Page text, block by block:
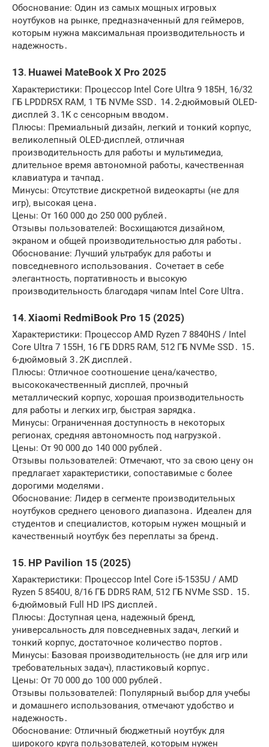
Обоснование: Один из самых мощных игровых
ноутбуков на рынке‚ предназначенный для геймеров‚
которым нужна максимальная производительность и
надежность․
13․ Huawei MateBook X Pro 2025
Характеристики: Процессор Intel Core Ultra 9 185H‚ 16/32
ГБ LPDDR5X RAM‚ 1 ТБ NVMe SSD․ 14․2-дюймовый OLED-
дисплей 3․1K с сенсорным вводом․
Плюсы: Премиальный дизайн‚ легкий и тонкий корпус‚
великолепный OLED-дисплей‚ отличная
производительность для работы и мультимедиа‚
длительное время автономной работы‚ качественная
клавиатура и тачпад․
Минусы: Отсутствие дискретной видеокарты (не для
игр)‚ высокая цена․
Цены: От 160 000 до 250 000 рублей․
Отзывы пользователей: Восхищаются дизайном‚
экраном и общей производительностью для работы․
Обоснование: Лучший ультрабук для работы и
повседневного использования․ Сочетает в себе
элегантность‚ портативность и высокую
производительность благодаря чипам Intel Core Ultra․
14․ Xiaomi RedmiBook Pro 15 (2025)
Характеристики: Процессор AMD Ryzen 7 8840HS / Intel
Core Ultra 7 155H‚ 16 ГБ DDR5 RAM‚ 512 ГБ NVMe SSD․ 15․
6-дюймовый 3․2K дисплей․
Плюсы: Отличное соотношение цена/качество‚
высококачественный дисплей‚ прочный
металлический корпус‚ хорошая производительность
для работы и легких игр‚ быстрая зарядка․
Минусы: Ограниченная доступность в некоторых
регионах‚ средняя автономность под нагрузкой․
Цены: От 90 000 до 140 000 рублей․
Отзывы пользователей: Отмечают‚ что за свою цену он
предлагает характеристики‚ сопоставимые с более
дорогими моделями․
Обоснование: Лидер в сегменте производительных
ноутбуков среднего ценового диапазона․ Идеален для
студентов и специалистов‚ которым нужен мощный и
качественный ноутбук без переплаты за бренд․
15․ HP Pavilion 15 (2025)
Характеристики: Процессор Intel Core i5-1535U / AMD
Ryzen 5 8540U‚ 8/16 ГБ DDR5 RAM‚ 512 ГБ NVMe SSD․ 15․
6-дюймовый Full HD IPS дисплей․
Плюсы: Доступная цена‚ надежный бренд‚
универсальность для повседневных задач‚ легкий и
тонкий корпус‚ достаточное количество портов․
Минусы: Базовая производительность (не для игр или
требовательных задач)‚ пластиковый корпус․
Цены: От 70 000 до 100 000 рублей․
Отзывы пользователей: Популярный выбор для учебы
и домашнего использования‚ отмечают удобство и
надежность․
Обоснование: Отличный бюджетный ноутбук для
широкого круга пользователей‚ которым нужен